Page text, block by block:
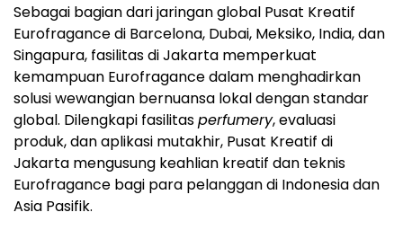
Sebagai bagian dari jaringan global Pusat Kreatif
Eurofragance di Barcelona, Dubai, Meksiko, India, dan
Singapura, fasilitas diJakarta memperkuat
kemampuan Eurofragance dalam menghadirkan
solusi wewangian bernuansa lokal dengan standar
global. Dilengkapi fasilitasperfumery, evaluasi
produk, dan aplikasi mutakhir, Pusat Kreatif di
Jakarta mengusung keahlian kreatif dan teknis
Eurofragance bagi para pelanggan di Indonesiadan
Asia Pasifik.